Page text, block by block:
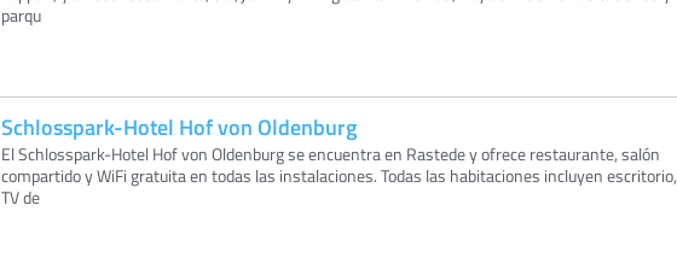
parqu
Schlosspark-Hotel Hof von Oldenburg
El Schlosspark-Hotel Hof von Oldenburg se encuentra en Rastede y ofrece restaurante, salón
compartido y WiFi gratuita en todas las instalaciones. Todas las habitaciones incluyen escritorio,
TV de